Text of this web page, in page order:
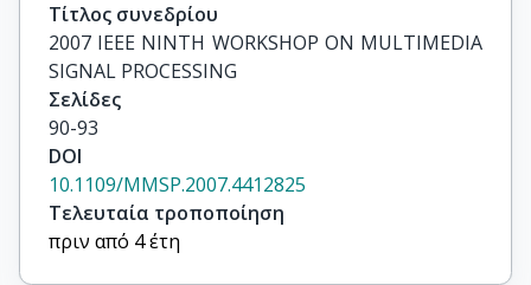
Τίτλος συνεδρίου
2007 IEEE NINTH WORKSHOP ON MULTIMEDIA
SIGNAL PROCESSING
Σελίδες
90-93
DOI
10.1109/MMSP.2007.4412825
Τελευταία τροποποίηση
πριν από 4 έτη